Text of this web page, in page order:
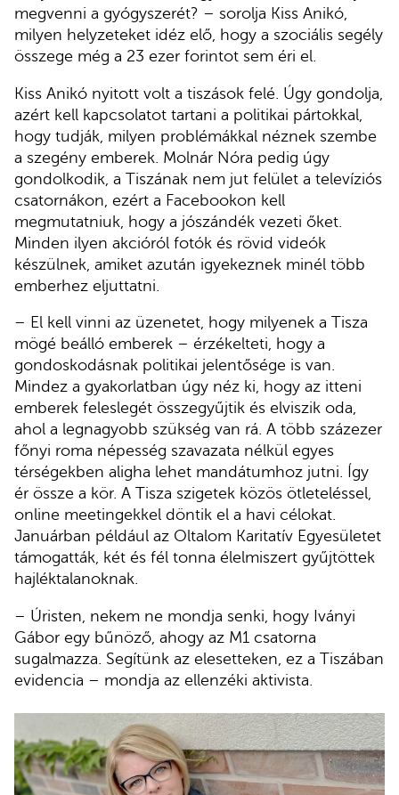
megvenni a gyógyszerét? – sorolja Kiss Anikó,
milyen helyzeteket idéz elő, hogy a szociális segély
összege még a 23 ezer forintot sem éri el.
Kiss Anikó nyitott volt a tiszások felé. Úgy gondolja,
azért kell kapcsolatot tartani a politikai pártokkal,
hogy tudják, milyen problémákkal néznek szembe
a szegény emberek. Molnár Nóra pedig úgy
gondolkodik, a Tiszának nem jut felület a televíziós
csatornákon, ezért a Facebookon kell
megmutatniuk, hogy a jószándék vezeti őket.
Minden ilyen akcióról fotók és rövid videók
készülnek, amiket azután igyekeznek minél több
emberhez eljuttatni.
– El kell vinni az üzenetet, hogy milyenek a Tisza
mögé beálló emberek – érzékelteti, hogy a
gondoskodásnak politikai jelentősége is van.
Mindez a gyakorlatban úgy néz ki, hogy az itteni
emberek feleslegét összegyűjtik és elviszik oda,
ahol a legnagyobb szükség van rá. A több százezer
főnyi roma népesség szavazata nélkül egyes
térségekben aligha lehet mandátumhoz jutni. Így
ér össze a kör. A Tisza szigetek közös ötleteléssel,
online meetingekkel döntik el a havi célokat.
Januárban például az Oltalom Karitatív Egyesületet
támogatták, két és fél tonna élelmiszert gyűjtöttek
hajléktalanoknak.
– Úristen, nekem ne mondja senki, hogy Iványi
Gábor egy bűnöző, ahogy az M1 csatorna
sugalmazza. Segítünk az elesetteken, ez a Tiszában
evidencia – mondja az ellenzéki aktivista.